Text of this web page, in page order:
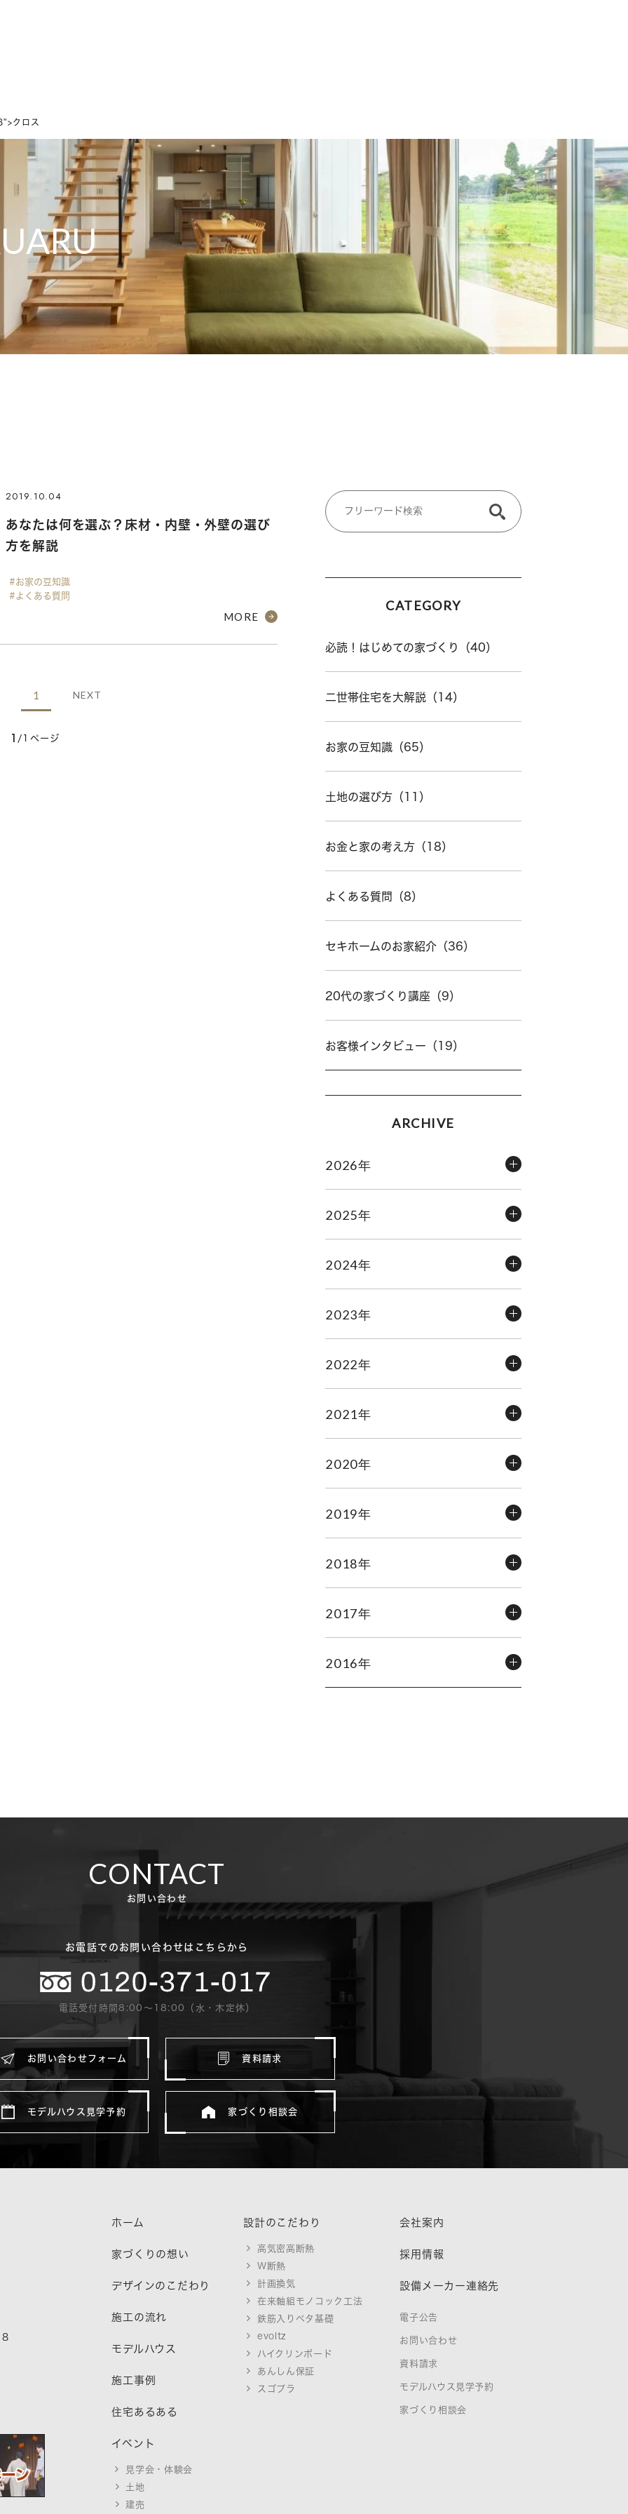
クロス
2019.10.04
あなたは何を選ぶ？床材・内壁・外壁の選び
方を解説
#お家の豆知識
#よくある質問
MORE
1 NEXT
1 /1ページ
CATEGORY
必読！はじめての家づくり（40）
二世帯住宅を大解説（14）
お家の豆知識（65）
土地の選び方（11）
お金と家の考え方（18）
よくある質問（8）
セキホームのお家紹介（36）
20代の家づくり講座（9）
お客様インタビュー（19）
ARCHIVE
2026年
2025年
2024年
2023年
2022年
2021年
2020年
2019年
2018年
2017年
2016年
CONTACT
お問い合わせ
お電話でのお問い合わせはこちらから
電話受付時間8:00〜18:00（水・木定休）
お問い合わせフォーム 資料請求
モデルハウス見学予約 家づくり相談会
ホーム
家づくりの想い
デザインのこだわり
施工の流れ
モデルハウス
施工事例
住宅あるある
イベント
見学会・体験会
土地
建売
設計のこだわり
高気密高断熱
W断熱
計画換気
在来軸組モノコック工法
鉄筋入りベタ基礎
evoltz
ハイクリンボード
あんしん保証
スゴプラ
会社案内
採用情報
設備メーカー連絡先
電子公告
お問い合わせ
資料請求
モデルハウス見学予約
家づくり相談会